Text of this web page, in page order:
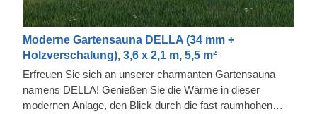
Moderne Gartensauna DELLA (34 mm +
Holzverschalung), 3,6 x 2,1 m, 5,5 m²
Erfreuen Sie sich an unserer charmanten Gartensauna
namens DELLA! Genießen Sie die Wärme in dieser
modernen Anlage, den Blick durch die fast raumhohen